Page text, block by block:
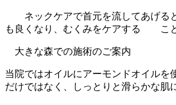
ネックケアで首元を流してあげる
も良くなり、むくみをケアする こと
大きな森での施術のご案内
当院ではオイルにアーモンドオイルを
だけではなく、しっとりと滑らかな肌